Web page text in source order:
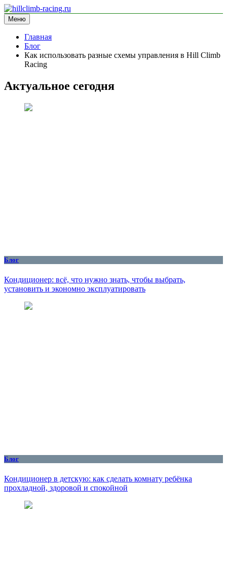
Перейти
к
содержимому
hillclimb-racing.ru
информационный сайт
Меню
Главная
Блог
Как использовать разные схемы управления в Hill Climb
Racing
Актуальное сегодня
Блог
Кондиционер: всё, что нужно знать, чтобы выбрать,
установить и экономно эксплуатировать
Блог
Кондиционер в детскую: как сделать комнату ребёнка
прохладной, здоровой и спокойной